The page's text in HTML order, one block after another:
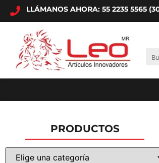
LLÁMANOS AHORA: 55 2235 5565
PRODUCTOS